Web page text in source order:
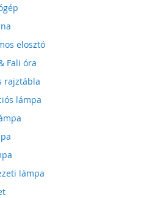
elosztó
Fali óra
rajztábla
lámpa
lámpa